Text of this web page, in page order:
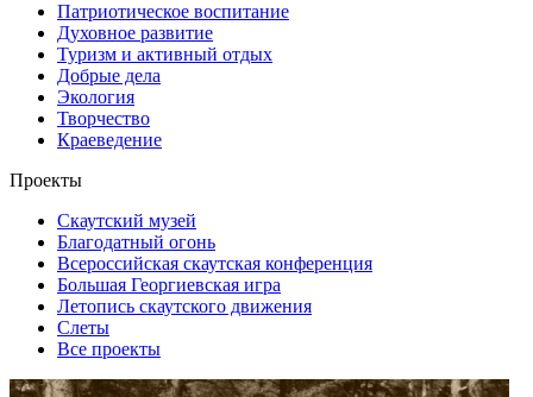
Патриотическое воспитание
Духовное развитие
Туризм и активный отдых
Добрые дела
Экология
Творчество
Краеведение
Проекты
Скаутский музей
Благодатный огонь
Всероссийская скаутская конференция
Большая Георгиевская игра
Летопись скаутского движения
Слеты
Все проекты